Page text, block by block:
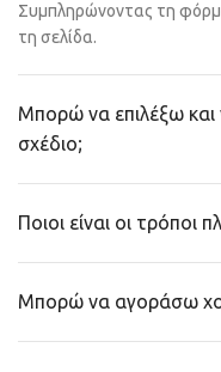
Συμπληρώνοντας τη
τη σελίδα.
Μπορώ να επιλέξω και
σχέδιο;
Ποιοι είναι οι τρόποι
Μπορώ να αγοράσω